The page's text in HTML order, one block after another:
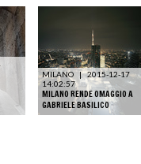
MILANO | 2015-12-17
14:02:57
MILANO RENDE OMAGGIO A
GABRIELE BASILICO